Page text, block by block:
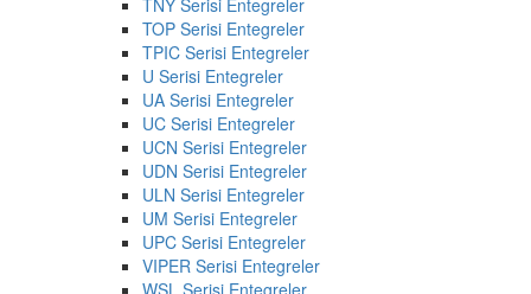
TOP Serisi Entegreler
TPIC Serisi Entegreler
U Serisi Entegreler
UA Serisi Entegreler
UC Serisi Entegreler
UCN Serisi Entegreler
UDN Serisi Entegreler
ULN Serisi Entegreler
UM Serisi Entegreler
UPC Serisi Entegreler
VIPER Serisi Entegreler
WSL Serisi Entegreler